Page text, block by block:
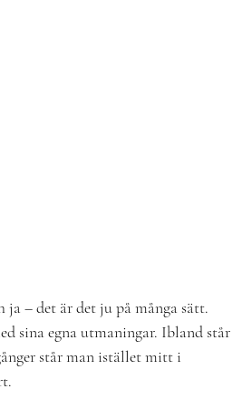
– det är det ju på många sätt.
sina egna utmaningar. Ibland står
står man istället mitt i